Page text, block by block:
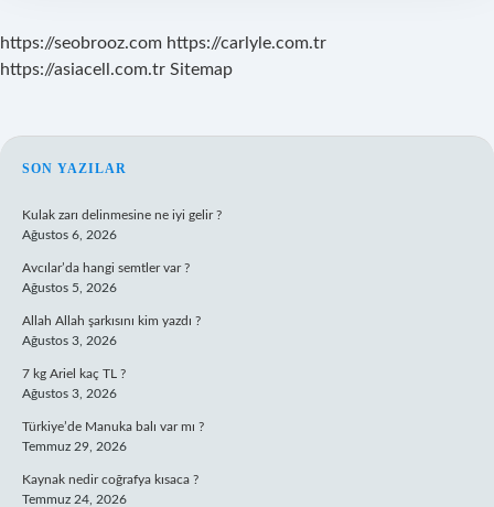
https://seobrooz.com https://carlyle.com.tr
https://asiacell.com.tr Sitemap
SIDEBAR
SON YAZILAR
Kulak zarı delinmesine ne iyi gelir ?
Ağustos 6, 2026
Avcılar’da hangi semtler var ?
Ağustos 5, 2026
Allah Allah şarkısını kim yazdı ?
Ağustos 3, 2026
7 kg Ariel kaç TL ?
Ağustos 3, 2026
Türkiye’de Manuka balı var mı ?
Temmuz 29, 2026
Kaynak nedir coğrafya kısaca ?
Temmuz 24, 2026